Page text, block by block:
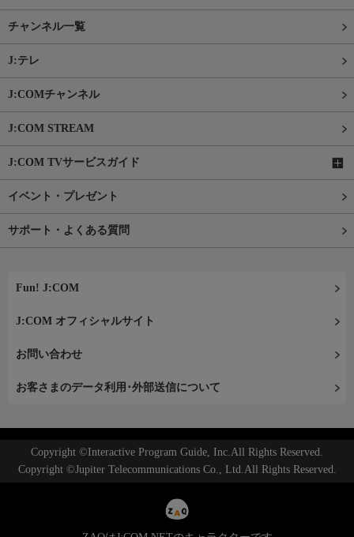
チャンネル一覧
J:テレ
J:COMチャンネル
J:COM STREAM
J:COM TVサービスガイド
イベント・プレゼント
サポート・よくある質問
Fun! J:COM
J:COM オフィシャルサイト
お問い合わせ
お客さまのデータ利用･外部送信について
Copyright ©Interactive Program Guide, Inc.All Rights Reserved.
Copyright ©Jupiter Telecommunications Co., Ltd.All Rights Reserved.